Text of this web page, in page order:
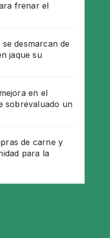
frenar el
desmarcan de
jaque su
en el
sobrevaluado un
de carne y
para la